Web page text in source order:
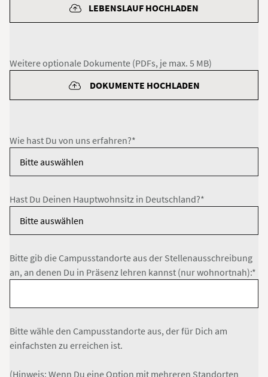
LEBENSLAUF HOCHLADEN
Weitere optionale Dokumente (PDFs, je max. 5 MB)
DOKUMENTE HOCHLADEN
Wie hast Du von uns erfahren?*
Hast Du Deinen Hauptwohnsitz in Deutschland?*
Bitte gib die Campusstandorte aus der Stellenausschreibung
an, an denen Du in Präsenz lehren kannst (nur wohnortnah):*
Bitte wähle den Campusstandorte aus, der für Dich am
einfachsten zu erreichen ist.
(Hinweis: Wenn Du eine Option mit mehreren Standorten